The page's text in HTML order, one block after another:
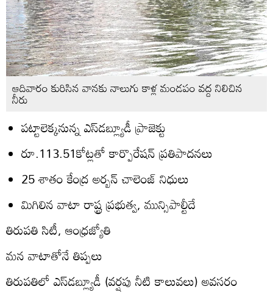
ఆదివారం కురిసిన వానకు నాలుగు కాళ్ల మండపం వద్ద నిలిచిన
నీరు
పట్టాలెక్కనున్న ఎస్‌డబ్ల్యూడీ ప్రాజెక్టు
రూ.113.51కోట్లతో కార్పొరేషన్‌ ప్రతిపాదనలు
25 శాతం కేంద్ర అర్బన్‌ చాలెంజ్‌ నిధులు
మిగిలిన వాటా రాష్ట్ర ప్రభుత్వ, మున్సిపాల్టీదే
తిరుపతి సిటీ, ఆంధ్రజ్యోతి
మన వాటాతోనే తిప్పలు
తిరుపతిలో ఎస్‌డబ్ల్యూడీ (వర్షపు నీటి కాలువలు) అవసరం